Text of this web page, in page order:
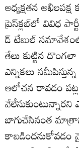
అధ్యక్షతన
ప్రెస్‌క్లబ్‌లో వివిధ
డ్‌ టేబుల్‌
తేలు కుట్టిన
ఎన్నికలు
ఆలోచన రావడం పట్ల
బాగుచేసినంత
కాబడిందనుకోవడం